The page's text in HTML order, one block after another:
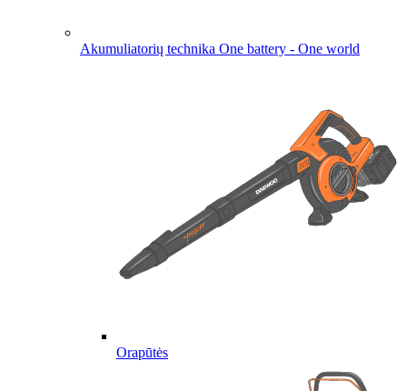
Akumuliatorių technika One battery - One world
Orapūtės